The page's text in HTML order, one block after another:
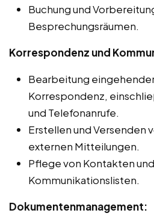
Buchung und
Besprechungsräumen.
Korrespondenz und
Bearbeitung
Korrespondenz,
und Telefonanrufe.
Erstellen und Versenden
externen Mitteilungen.
Pflege von Kontakten und
Kommunikationslisten.
Dokumentenmanagement: